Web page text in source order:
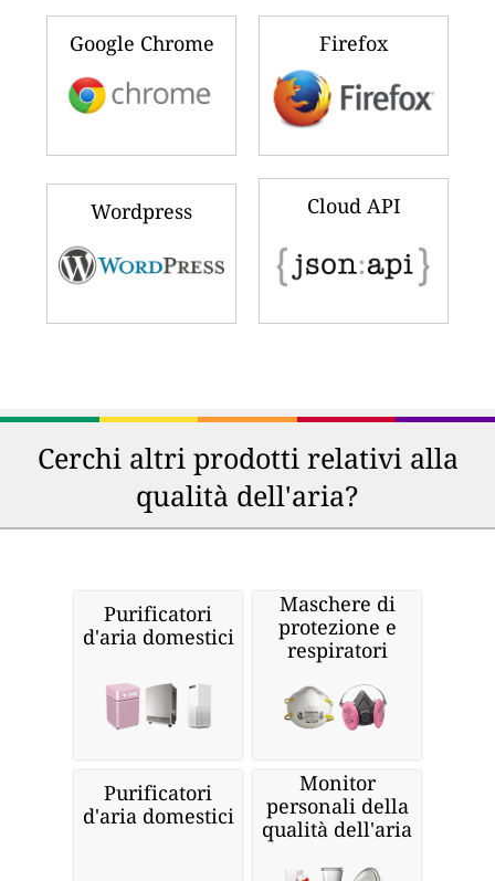
Google Chrome Firefox
Wordpress Cloud API
Cerchi altri prodotti relativi alla
qualità dell'aria?
Purificatori
d'aria domestici
Maschere di
protezione e
respiratori
Purificatori
d'aria domestici
Monitor
personali della
qualità dell'aria